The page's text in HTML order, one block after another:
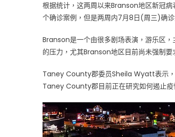
Branson
旅
中
根据统计，这两周以来Branson地区新冠
个确诊案例，但是两周内7月8日(周三)确
Branson是一个由很多剧场表演，游乐区
的压力，尤其Branson地区目前尚未强制要
Taney County郡委员Sheila Wyatt表示，
Taney County郡目前正在研究如何遏止疫